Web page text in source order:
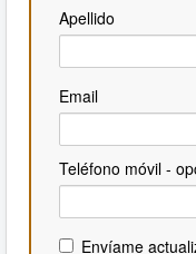
Apellido
Email
Teléfono móvil -
Envíame